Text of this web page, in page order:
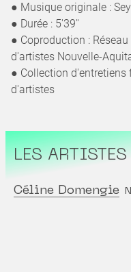
● Musique originale :
● Durée : 5'39''
● Coproduction :
d'artistes Nouvelle-
● Collection
d'artistes
LES ARTISTES
Céline Domengie